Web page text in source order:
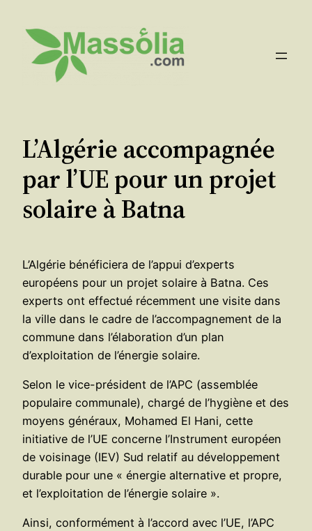
contenu
L’Algérie accompagnée
par l’UE pour un projet
solaire à Batna
L’Algérie bénéficiera de l’appui d’experts
européens pour un projet solaire à Batna. Ces
experts ont effectué récemment une visite dans
la ville dans le cadre de l’accompagnement de la
commune dans l’élaboration d’un plan
d’exploitation de l’énergie solaire.
Selon le vice-président de l’APC (assemblée
populaire communale), chargé de l’hygiène et des
moyens généraux, Mohamed El Hani, cette
initiative de l’UE concerne l’Instrument européen
de voisinage (IEV) Sud relatif au développement
durable pour une « énergie alternative et propre,
et l’exploitation de l’énergie solaire ».
Ainsi, conformément à l’accord avec l’UE, l’APC